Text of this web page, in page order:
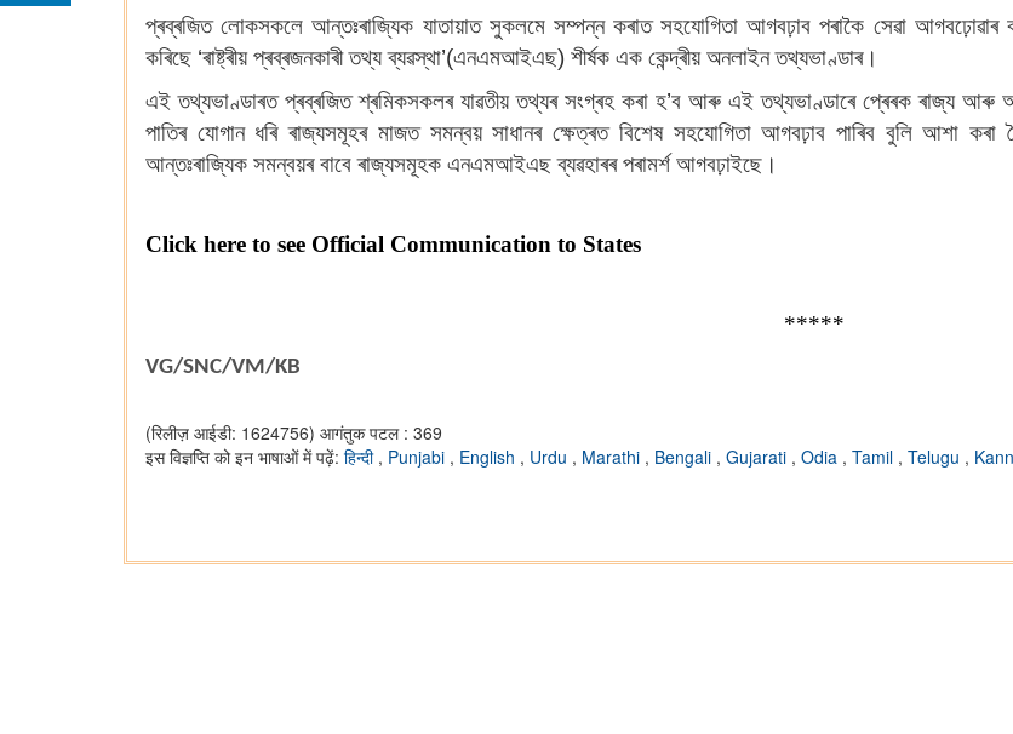
প্ৰব্ৰজিত লোকসকলে আন্তঃৰাজ্যিক যাতায়াত সুকলমে সম্পন্ন কৰাত সহযোগিতা আগবঢ়াব পৰাকৈ সেৱা আগবঢ়োৱাৰ
কৰিছে ‘ৰাষ্ট্ৰীয় প্ৰব্ৰজনকাৰী তথ্য ব্যৱস্থা’(এনএমআইএছ) শীৰ্ষক এক কেন্দ্ৰীয় অনলাইন তথ্যভাণ্ডাৰ।
এই তথ্যভাণ্ডাৰত প্ৰব্ৰজিত শ্ৰমিকসকলৰ যাৱতীয় তথ্যৰ সংগ্ৰহ কৰা হ’ব আৰু এই তথ্যভাণ্ডাৰে প্ৰেৰক ৰাজ্য আৰু
পাতিৰ যোগান ধৰি ৰাজ্যসমূহৰ মাজত সমন্বয় সাধানৰ ক্ষেত্ৰত বিশেষ সহযোগিতা আগবঢ়াব পাৰিব বুলি আশা কৰা
আন্তঃৰাজ্যিক সমন্বয়ৰ বাবে ৰাজ্যসমূহক এনএমআইএছ ব্যৱহাৰৰ পৰামৰ্শ আগবঢ়াইছে।
Click here to see Official Communication to States
*****
VG/SNC/VM/KB
(रिलीज़ आईडी: 1624756) आगंतुक पटल : 369
इस विज्ञप्ति को इन भाषाओं में पढ़ें: हिन्दी , Punjabi , English , Urdu , Marathi , Bengali , Gujarati , Odia , Tamil , Telugu ,